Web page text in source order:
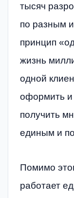
тысяч
по разным
принцип
жизнь
одной
оформить и
получить
единым и
Помимо
работает